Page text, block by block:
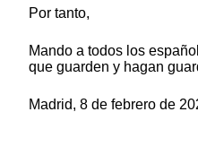
Por tanto,
Mando a todos los
que guarden y hagan
Madrid, 8 de febrero de